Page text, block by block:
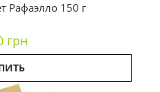
Рафаэлло 150 г
грн